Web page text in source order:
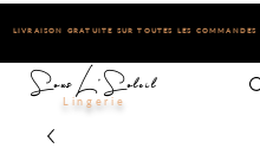
Sous L'Soleil
Lingerie
LIVRAISON GRATUITE SUR TOUTES LES